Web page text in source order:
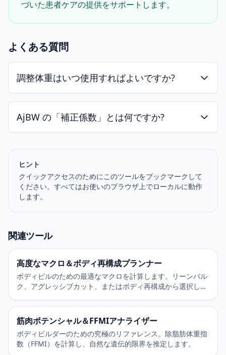
づいた患者ケアの提供をサポートします。
よくある質問
調整体重はいつ使用すればよいですか?
AjBW の「補正係数」とは何ですか?
ヒント
クイックアクセスのためにこのツールをブックマークして
ください。すべてはお使いのブラウザ上でローカルに動作
します。
関連ツール
高度なマクロ＆ボディ再構成プランナー
ボディビルのための最適なマクロを計算します。リーンバル
ク、アグレッシブカット、またはボディ再構成から選択して
筋肉ポテンシャル＆FFMIアナライザー
ボディビルダーのための究極のリファレンス。除脂肪体重指
数（FFMI）を計算し、自然な遺伝的限界を推定します。